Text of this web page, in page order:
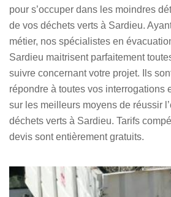
pour s’occuper dans les moindres
de vos déchets verts à Sardieu.
métier, nos spécialistes en
Sardieu maitrisent parfaitement
suivre concernant votre projet. Ils
répondre à toutes vos interrogations
sur les meilleurs moyens de réussir
déchets verts à Sardieu. Tarifs
devis sont entièrement gratuits.